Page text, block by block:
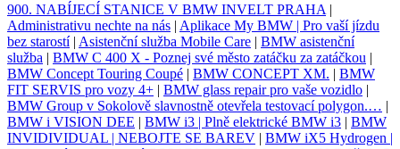
900. NABÍJECÍ STANICE V BMW INVELT PRAHA |
Administrativu nechte na nás | Aplikace My BMW | Pro vaší jízdu
bez starostí| Asistenční služba Mobile Care | BMW asistenční
služba | BMW C 400 X - Poznej své město zatáčku za zatáčkou |
BMW Concept Touring Coupé | BMW CONCEPT XM. | BMW
FIT SERVIS pro vozy 4+ | BMW glass repair pro vaše vozidlo |
BMW Group v Sokolově slavnostně otevřela testovací polygon.… |
BMW i VISION DEE | BMW i3 | Plně elektrické BMW i3 | BMW
INVIDIVIDUAL | NEBOJTE SE BAREV | BMW iX5 Hydrogen |